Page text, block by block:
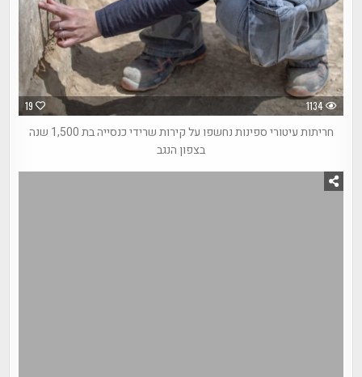
19 1134
חריתות עיטורי ספינות נחשפו על קירות שרידי כנסייה בת 1,500 שנה
בצפון הנגב